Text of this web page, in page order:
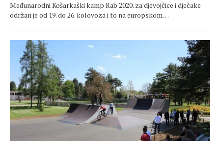
Međunarodni Košarkaški kamp Rab 2020. za djevojčice i dječake
održan je od 19. do 26. kolovoza i to na europskom…